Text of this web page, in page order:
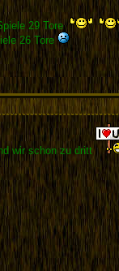
29 Tore
26 Tore
wir schon zu dritt